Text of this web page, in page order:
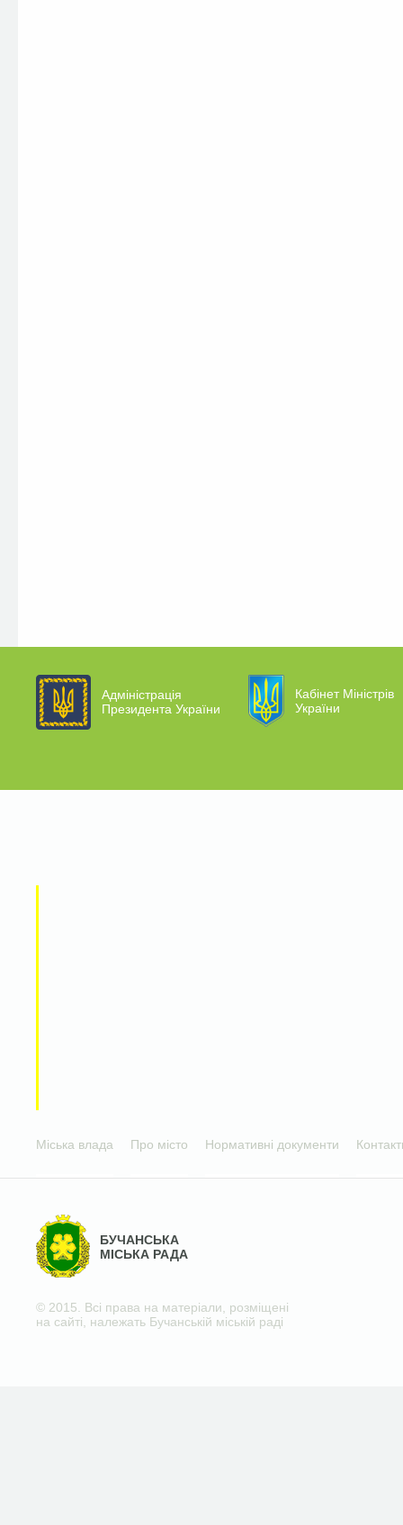
Адміністрація
Президента України
Кабінет Міністрів
України
Міська влада Про місто Нормативні документи
БУЧАНСЬКА
МІСЬКА РАДА
© 2015. Всі права на матеріали, розміщені
на сайті, належать Бучанській міській раді